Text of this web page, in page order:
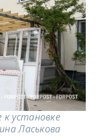
установке
Ласькова